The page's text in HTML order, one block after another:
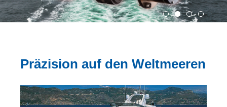
Präzision auf den Weltmeeren